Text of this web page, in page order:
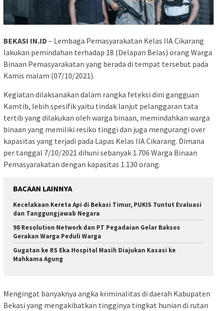
BEKASI IN.ID – Lembaga Pemasyarakatan Kelas IIA Cikarang
lakukan pemindahan terhadap 18 (Delapan Belas) orang Warga
Binaan Pemasyarakatan yang berada di tempat tersebut pada
Kamis malam (07/10/2021).
Kegiatan dilaksanakan dalam rangka feteksi dini gangguan
Kamtib, lebih spesifik yaitu tindak lanjut pelanggaran tata
tertib yang dilakukan oleh warga binaan, memindahkan warga
binaan yang memiliki resiko tinggi dan juga mengurangi over
kapasitas yang terjadi pada Lapas Kelas IIA Cikarang. Dimana
per tanggal 7/10/2021 dihuni sebanyak 1.706 Warga Binaan
Pemasyarakatan dengan kapasitas 1.130 orang.
BACAAN LAINNYA
Kecelakaan Kereta Api di Bekasi Timur, PUKIS Tuntut Evaluasi
dan Tanggungjawab Negara
98 Resolution Network dan PT Pegadaian Gelar Baksos
Gerakan Warga Peduli Warga
Gugatan ke RS Eka Hospital Masih Diajukan Kasasi ke
Mahkama Agung
Mengingat banyaknya angka kriminalitas di daerah Kabupaten
Bekasi yang mengakibatkan tingginya tingkat hunian di rutan